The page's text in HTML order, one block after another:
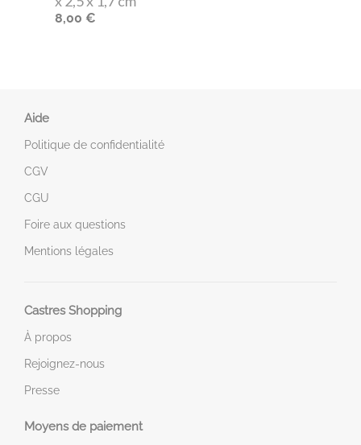
8,00 €
Aide
Politique de confidentialité
CGV
CGU
Foire aux questions
Mentions légales
Castres Shopping
À propos
Rejoignez-nous
Presse
Moyens de paiement